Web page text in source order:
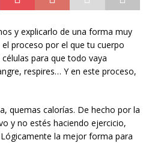
y explicarlo de una forma muy
proceso por el que tu cuerpo
para que todo vaya
respires… Y en este proceso,
quemas calorías. De hecho por la
y no estés haciendo ejercicio,
la mejor forma para